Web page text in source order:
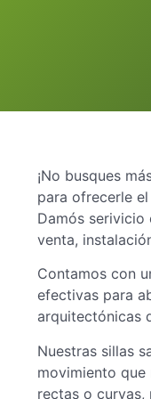
¡No busques
para ofrecerle
Damós serivicio
venta,
Contamos con
efectivas para
arquitectónicas
Nuestras sillas
movimiento que
rectas o curvas,